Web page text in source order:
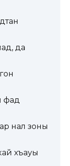
да
фад
нал зоны
хъауы